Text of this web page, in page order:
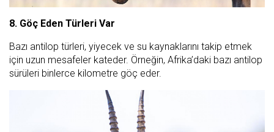
8. Göç Eden Türleri Var
Bazı antilop türleri, yiyecek ve su kaynaklarını takip etmek
için uzun mesafeler kateder. Örneğin, Afrika’daki bazı antilop
sürüleri binlerce kilometre göç eder.